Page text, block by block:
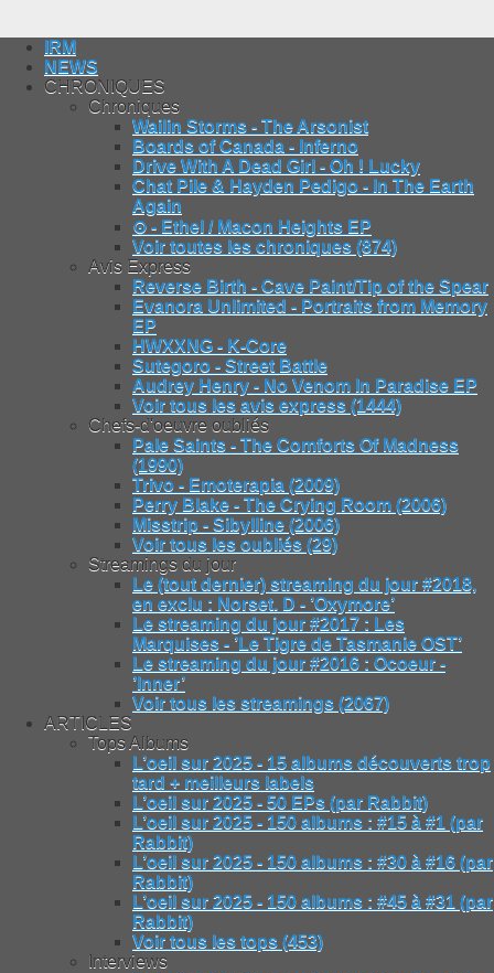
IRM
NEWS
CHRONIQUES
Chroniques
Wailin Storms - The Arsonist
Boards of Canada - Inferno
Drive With A Dead Girl - Oh ! Lucky
Chat Pile & Hayden Pedigo - In The Earth
Again
⊙ - Ethel / Macon Heights EP
Voir toutes les chroniques (874)
Avis Express
Reverse Birth - Cave Paint/Tip of the Spear
Evanora Unlimited - Portraits from Memory
EP
HWXXNG - K-Core
Sutegoro - Street Battle
Audrey Henry - No Venom In Paradise EP
Voir tous les avis express (1444)
Chefs-d'oeuvre oubliés
Pale Saints - The Comforts Of Madness
(1990)
Trivo - Emoterapia (2009)
Perry Blake - The Crying Room (2006)
Misstrip - Sibylline (2006)
Voir tous les oubliés (29)
Streamings du jour
Le (tout dernier) streaming du jour #2018,
en exclu : Norset. D - ’Oxymore’
Le streaming du jour #2017 : Les
Marquises - ’Le Tigre de Tasmanie OST’
Le streaming du jour #2016 : Ocoeur -
’Inner’
Voir tous les streamings (2067)
ARTICLES
Tops Albums
L’oeil sur 2025 - 15 albums découverts trop
tard + meilleurs labels
L’oeil sur 2025 - 50 EPs (par Rabbit)
L’oeil sur 2025 - 150 albums : #15 à #1 (par
Rabbit)
L’oeil sur 2025 - 150 albums : #30 à #16 (par
Rabbit)
L’oeil sur 2025 - 150 albums : #45 à #31 (par
Rabbit)
Voir tous les tops (453)
Interviews